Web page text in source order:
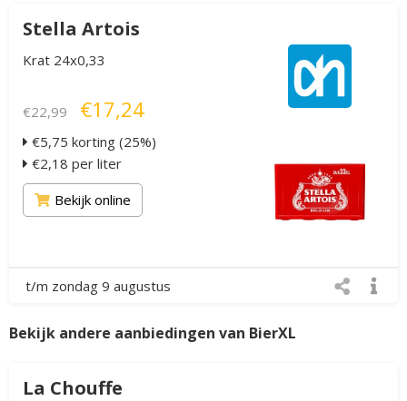
Stella Artois
Krat 24x0,33
€22,99 €17,24
€5,75 korting (25%)
€2,18 per liter
Bekijk online
t/m zondag 9 augustus
Bekijk andere aanbiedingen van BierXL
La Chouffe